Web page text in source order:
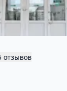
отзывов